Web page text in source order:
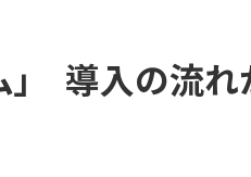
」 導入の流